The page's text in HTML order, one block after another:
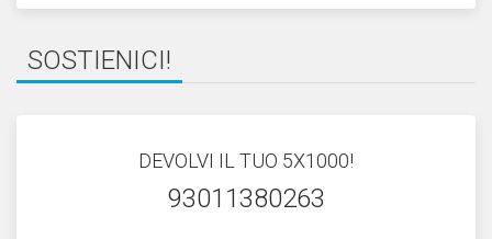
SOSTIENICI!
DEVOLVI IL TUO 5X1000!
93011380263